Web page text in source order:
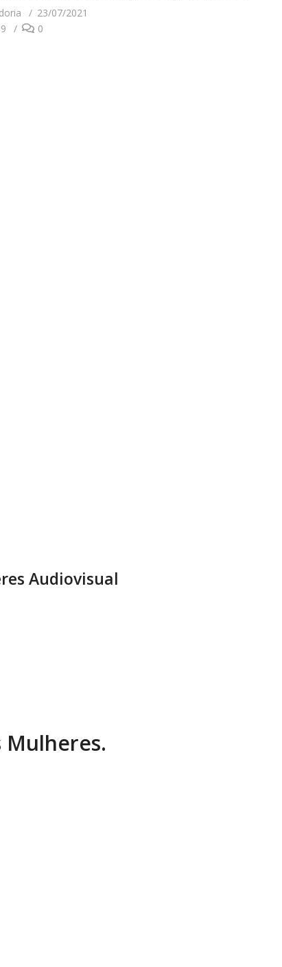
23/07/2021
0
Audiovisual
Mulheres.